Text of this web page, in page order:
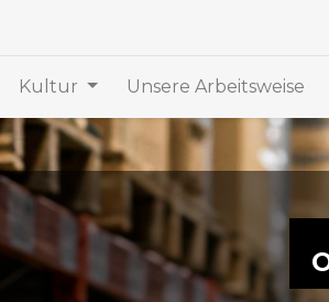
Kultur Unsere Arbeitsweise